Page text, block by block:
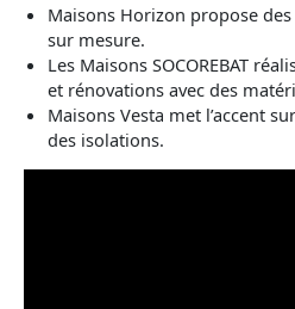
Maisons Horizon propose
sur mesure.
Les Maisons SOCOREBAT
et rénovations avec des
Maisons Vesta met l’accent
des isolations.